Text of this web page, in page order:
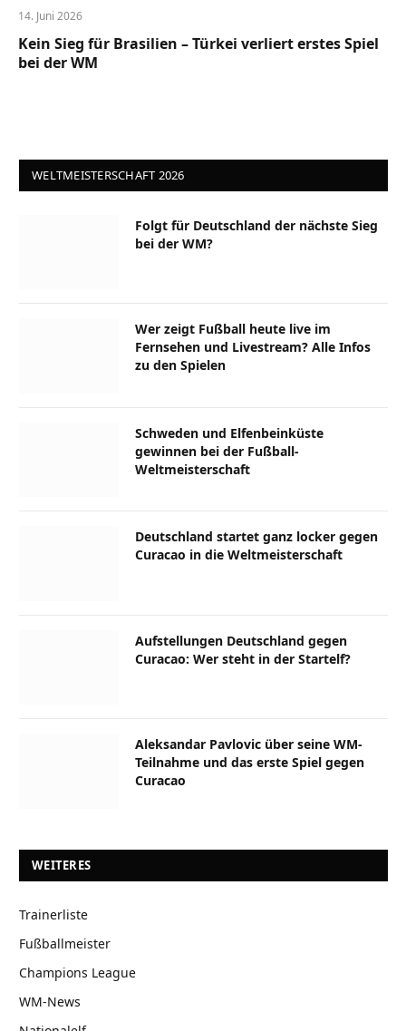
14. Juni 2026
Kein Sieg für Brasilien – Türkei verliert erstes Spiel
bei der WM
WELTMEISTERSCHAFT 2026
Folgt für Deutschland der nächste Sieg
bei der WM?
Wer zeigt Fußball heute live im
Fernsehen und Livestream? Alle Infos
zu den Spielen
Schweden und Elfenbeinküste
gewinnen bei der Fußball-
Weltmeisterschaft
Deutschland startet ganz locker gegen
Curacao in die Weltmeisterschaft
Aufstellungen Deutschland gegen
Curacao: Wer steht in der Startelf?
Aleksandar Pavlovic über seine WM-
Teilnahme und das erste Spiel gegen
Curacao
WEITERES
Trainerliste
Fußballmeister
Champions League
WM-News